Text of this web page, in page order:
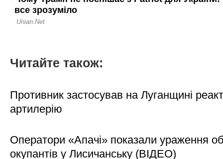
Читайте також:
Противник застосував на Луганщині
артилерію
Оператори «Апачі» показали ураження
окупантів у Лисичанську (ВІДЕО)